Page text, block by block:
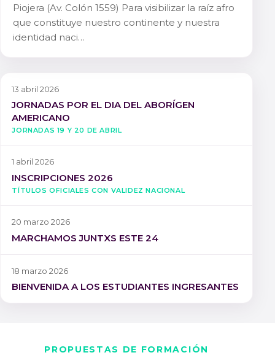
Piojera (Av. Colón 1559) Para visibilizar la raíz afro
que constituye nuestro continente y nuestra
identidad naci…
13 abril 2026
JORNADAS POR EL DIA DEL ABORÍGEN
AMERICANO
Jornadas 19 y 20 de Abril
1 abril 2026
INSCRIPCIONES 2026
Títulos oficiales con validez nacional
20 marzo 2026
MARCHAMOS JUNTXS ESTE 24
18 marzo 2026
BIENVENIDA A LOS ESTUDIANTES INGRESANTES
PROPUESTAS DE FORMACIÓN